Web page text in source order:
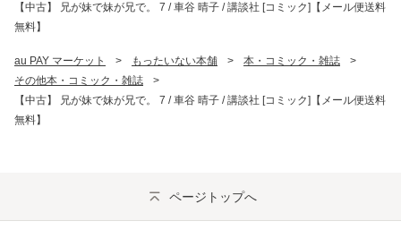
【中古】 兄が妹で妹が兄で。 7 / 車谷 晴子 / 講談社 [コミック]【メール便送料
無料】
au PAY マーケット > もったいない本舗 > 本・コミック・雑誌
>
その他本・コミック・雑誌
>
【中古】 兄が妹で妹が兄で。 7 / 車谷 晴子 / 講談社 [コミック]【メール便送料
無料】
ページトップへ